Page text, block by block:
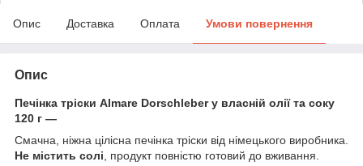
Опис Доставка Оплата Умови повернення
Опис
Печінка тріски Almare Dorschleber у власній олії та соку
120 г —
Смачна, ніжна цілісна печінка тріски від німецького виробника.
Не містить солі , продукт повністю готовий до вживання.